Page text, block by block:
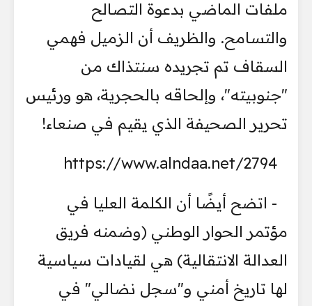
ملفات الماضي بدعوة التصالح
والتسامح. والظريف أن الزميل فهمي
السقاف تم تجريده سنتذاك من
"جنوبيته"، وإلحاقه بالحجرية، هو ورئيس
تحرير الصحيفة الذي يقيم في صنعاء!
https://www.alndaa.net/2794
- اتضح أيضًا أن الكلمة العليا في
مؤتمر الحوار الوطني (وضمنه فريق
العدالة الانتقالية) هي لقيادات سياسية
لها تاريخ أمني و"سجل نضالي" في